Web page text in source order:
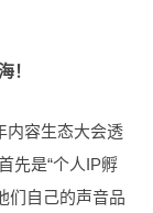
！
内容生态大会透
先是“个人IP孵
们自己的声音品